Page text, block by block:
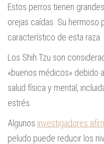
Estos perros tienen
orejas caídas. Su hermoso
característico de esta raza.
Los Shih Tzu son
«buenos médicos» debido
salud física y mental,
estrés.
Algunos investigadores
peludo puede reducir los